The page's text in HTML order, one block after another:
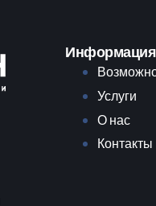
Информация
Услуги
О нас
Контакты